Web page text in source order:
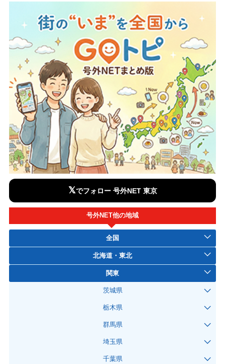
𝕏でフォロー 号外NET 東京
号外NET他の地域
全国
北海道・東北
関東
茨城県
栃木県
群馬県
埼玉県
千葉県